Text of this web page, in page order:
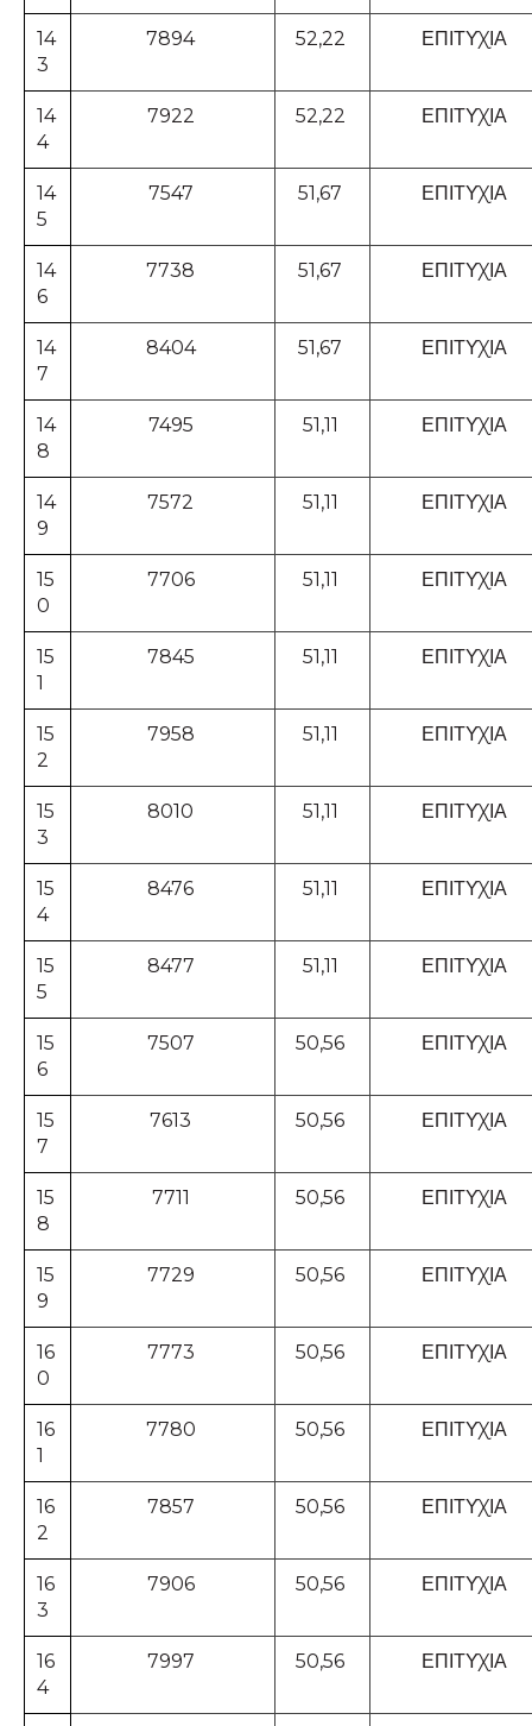
14
3
7894 52,22 ΕΠΙΤΥΧΙΑ
14
4
7922 52,22 ΕΠΙΤΥΧΙΑ
14
5
7547 51,67 ΕΠΙΤΥΧΙΑ
14
6
7738 51,67 ΕΠΙΤΥΧΙΑ
14
7
8404 51,67 ΕΠΙΤΥΧΙΑ
14
8
7495 51,11 ΕΠΙΤΥΧΙΑ
14
9
7572 51,11 ΕΠΙΤΥΧΙΑ
15
0
7706 51,11 ΕΠΙΤΥΧΙΑ
15
1
7845 51,11 ΕΠΙΤΥΧΙΑ
15
2
7958 51,11 ΕΠΙΤΥΧΙΑ
15
3
8010 51,11 ΕΠΙΤΥΧΙΑ
15
4
8476 51,11 ΕΠΙΤΥΧΙΑ
15
5
8477 51,11 ΕΠΙΤΥΧΙΑ
15
6
7507 50,56 ΕΠΙΤΥΧΙΑ
15
7
7613 50,56 ΕΠΙΤΥΧΙΑ
15
8
7711 50,56 ΕΠΙΤΥΧΙΑ
15
9
7729 50,56 ΕΠΙΤΥΧΙΑ
16
0
7773 50,56 ΕΠΙΤΥΧΙΑ
16
1
7780 50,56 ΕΠΙΤΥΧΙΑ
16
2
7857 50,56 ΕΠΙΤΥΧΙΑ
16
3
7906 50,56 ΕΠΙΤΥΧΙΑ
16
4
7997 50,56 ΕΠΙΤΥΧΙΑ